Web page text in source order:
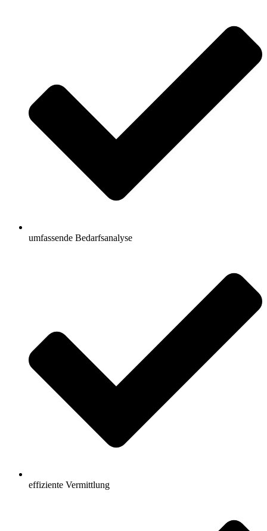
umfassende Bedarfsanalyse
effiziente Vermittlung